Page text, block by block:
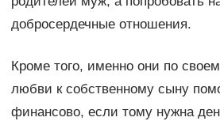
добросердечные отношения.
Кроме того, именно они по
любви к собственному сыну
финансово, если тому нужна